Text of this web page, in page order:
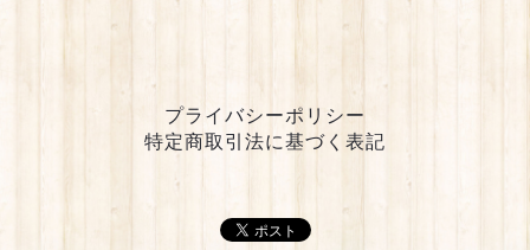
プライバシーポリシー
特定商取引法に基づく表記